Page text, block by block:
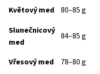
Květový med
80–85 g
Slunečnicový
med
84–85 g
Vřesový med
78–80 g